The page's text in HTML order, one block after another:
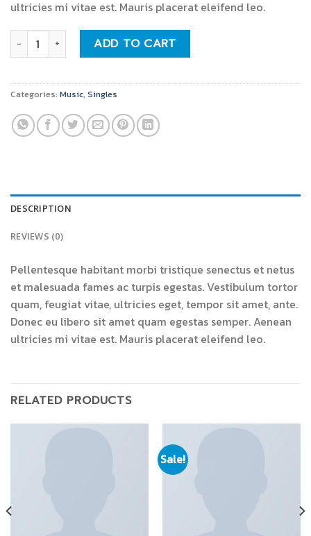
ultricies mi vitae est. Mauris placerat eleifend leo.
Woo Single #1 quantityADD TO CART
Categories: Music, Singles
DESCRIPTION
REVIEWS (0)
Pellentesque habitant morbi tristique senectus et netus
et malesuada fames ac turpis egestas. Vestibulum tortor
quam, feugiat vitae, ultricies eget, tempor sit amet, ante.
Donec eu libero sit amet quam egestas semper. Aenean
ultricies mi vitae est. Mauris placerat eleifend leo.
RELATED PRODUCTS
Sale!